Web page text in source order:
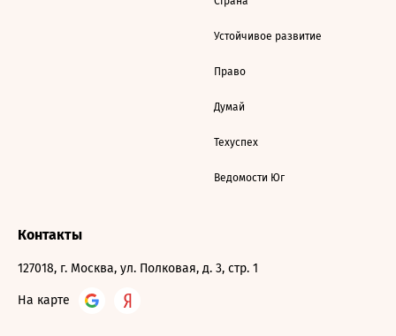
Устойчивое развитие
Право
Думай
Техуспех
Ведомости Юг
Контакты
127018, г. Москва, ул. Полковая, д. 3, стр. 1
На карте